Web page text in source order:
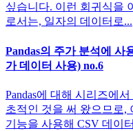
싶습니다. 이런 회귀식을
로서는, 일자의 데이터로...
Pandas의 주가 분석에 사
가 데이터 사용) no.6
Pandas에 대해 시리즈에
초적인 것을 써 왔으므로,
기능을 사용해 CSV 데이